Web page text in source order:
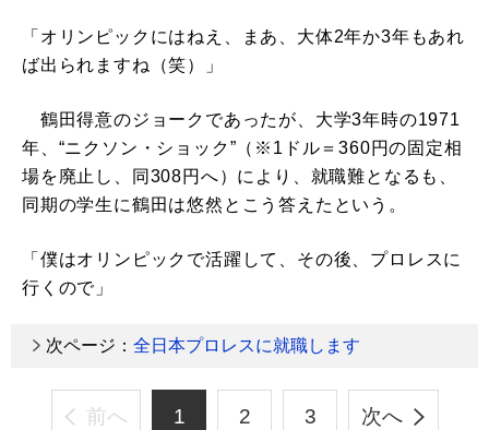
「オリンピックにはねえ、まあ、大体2年か3年もあれ
ば出られますね（笑）」
鶴田得意のジョークであったが、大学3年時の1971
年、“ニクソン・ショック”（※1ドル＝360円の固定相
場を廃止し、同308円へ）により、就職難となるも、
同期の学生に鶴田は悠然とこう答えたという。
「僕はオリンピックで活躍して、その後、プロレスに
行くので」
次ページ： 全日本プロレスに就職します
前へ 1 2 3 次へ